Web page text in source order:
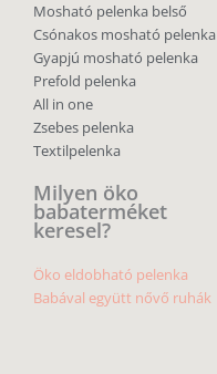
Mosható pelenka belső
Csónakos mosható pelenka
Gyapjú mosható pelenka
Prefold pelenka
All in one
Zsebes pelenka
Textilpelenka
Milyen öko
babaterméket
keresel?
Öko eldobható pelenka
Babával együtt nővő ruhák